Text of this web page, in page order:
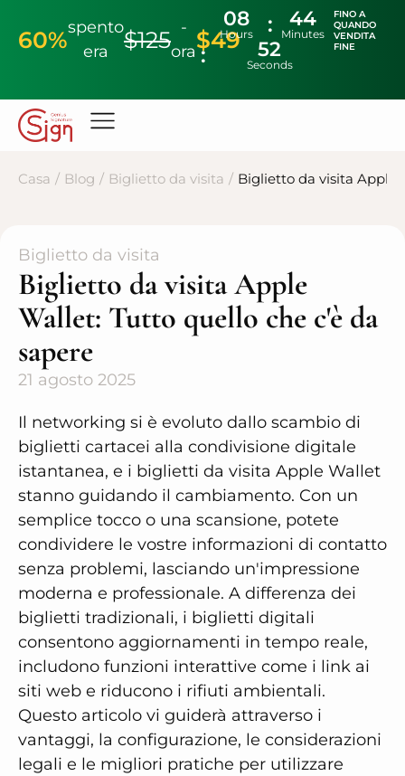
60%spento
era
$125 -
ora$49
08
Hours
44
Minutes
51
Seconds
FINO A
QUANDO
VENDITA
FINE
Casa / Blog / Biglietto da visita / Biglietto da visita Apple
Biglietto da visita
Biglietto da visita Apple
Wallet: Tutto quello che c'è da
sapere
21 agosto 2025
Il networking si è evoluto dallo scambio di
biglietti cartacei alla condivisione digitale
istantanea, e i biglietti da visita Apple Wallet
stanno guidando il cambiamento. Con un
semplice tocco o una scansione, potete
condividere le vostre informazioni di contatto
senza problemi, lasciando un'impressione
moderna e professionale. A differenza dei
biglietti tradizionali, i biglietti digitali
consentono aggiornamenti in tempo reale,
includono funzioni interattive come i link ai
siti web e riducono i rifiuti ambientali.
Questo articolo vi guiderà attraverso i
vantaggi, la configurazione, le considerazioni
legali e le migliori pratiche per utilizzare